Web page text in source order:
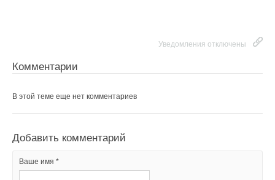
Уведомления отключены
Комментарии
В этой теме еще нет комментариев
Добавить комментарий
Ваше имя *
В этой теме еще нет комментариев
Ваше имя *
Ваш E-mail *